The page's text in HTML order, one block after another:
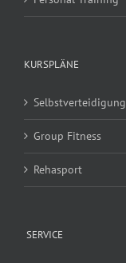
KURSPLÄNE
Selbstverteidigung
Group Fitness
Rehasport
SERVICE